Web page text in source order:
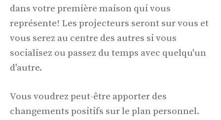
dans votre première maison qui vous
représente! Les projecteurs seront sur vous et
vous serez au centre des autres si vous
socialisez ou passez du temps avec quelqu'un
d'autre.
Vous voudrez peut-être apporter des
changements positifs sur le plan personnel.